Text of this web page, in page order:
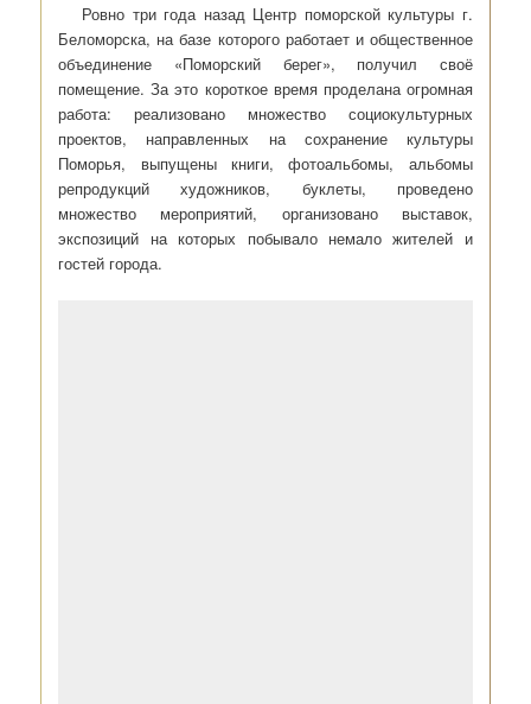
Ровно три года назад Центр поморской культуры г.
Беломорска, на базе которого работает и общественное
объединение «Поморский берег», получил своё
помещение. За это короткое время проделана огромная
работа: реализовано множество социокультурных
проектов, направленных на сохранение культуры
Поморья, выпущены книги, фотоальбомы, альбомы
репродукций художников, буклеты, проведено
множество мероприятий, организовано выставок,
экспозиций на которых побывало немало жителей и
гостей города.